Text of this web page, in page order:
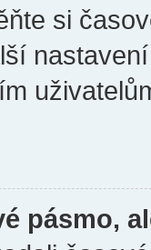
si
pásmo,